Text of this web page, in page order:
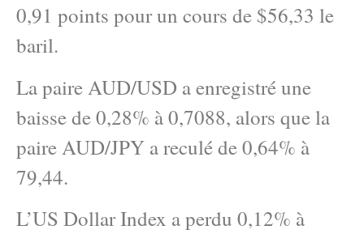
0,91 points pour un cours de $56,33 le
baril.
La paire AUD/USD a enregistré une
baisse de 0,28% à 0,7088, alors que la
paire AUD/JPY a reculé de 0,64% à
79,44.
L’US Dollar Index a perdu 0,12% à